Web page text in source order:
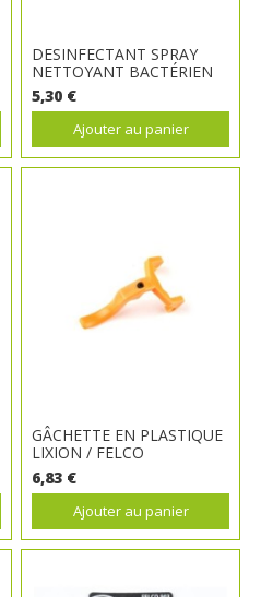
DESINFECTANT SPRAY
NETTOYANT BACTÉRIEN
5,30 €
Ajouter au panier
GÂCHETTE EN PLASTIQUE
LIXION / FELCO
6,83 €
Ajouter au panier